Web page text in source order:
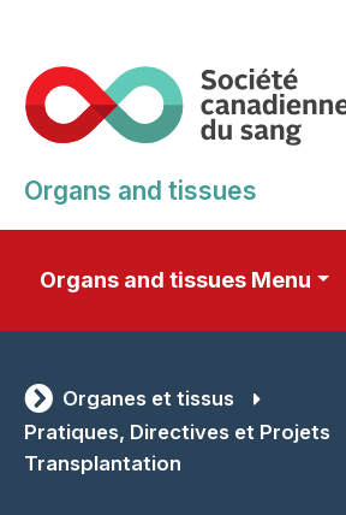
main
content
Organs and tissues
Organs and tissues Menu
Organes et tissus
Pratiques, Directives et Projets
Transplantation